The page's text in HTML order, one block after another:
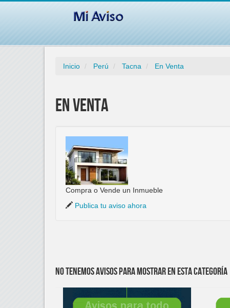
Inicio Perú Tacna En Venta
En Venta
Compra o Vende un Inmueble
Publica tu aviso ahora
No tenemos avisos para mostrar en esta categoría